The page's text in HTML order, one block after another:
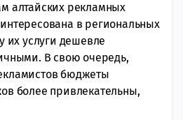
алтайских рекламных
в региональных
их услуги дешевле
В свою очередь,
бюджеты
более привлекательны,